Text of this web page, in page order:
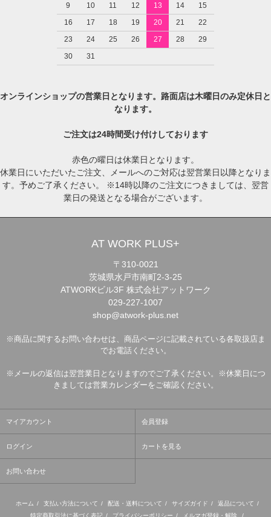
9
10 11 12 13 14
15
16
17 18 19 20 21
22
23
24 25 26 27 28
29
30
31
オンラインショップの営業日となります。路面店は木曜日のみ定休日と
なります。
ご注文は24時間受け付けしております
赤色の曜日は休業日となります。
休業日にいただいたご注文、メールへのご対応は翌営業日以降となりま
す。予めご了承ください。 ※14時以降のご注文につきましては、翌営
業日の発送となる場合がございます。
AT WORK PLUS+
〒310-0021
茨城県水戸市南町2-3-25
ATWORKビル3F 株式会社アットワーク
029-227-1007
shop@atwork-plus.net
※商品に関するお問い合わせは、商品ページに記載されている各取扱店ま
でお電話ください。
※メールの返信は翌営業日となりますのでご了承ください。※休業日につ
きましては営業カレンダーをご確認ください。
マイアカウント 会員登録
ログイン カートを見る
お問い合わせ
ホーム / 支払い方法について / 配送・送料について / サイズガイド / 返品について /
特定商取引法に基づく表記 / プライバシーポリシー / メルマガ登録・解除 /